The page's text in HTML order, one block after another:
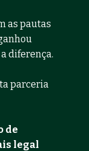
as pautas
diferença.
parceria
de
legal